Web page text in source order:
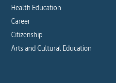
Health Education
Career
Citizenship
Arts and Cultural Education